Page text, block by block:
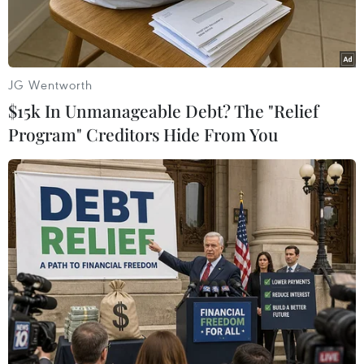
Poster phim "Ngày nảy Ngày nay". (Nguồn: Nhà phát hành)
Năm 2014 là năm đáng nhớ của đạo diễn trẻ
Cường Ngô. Sau bộ phim “Hương Ga” đình đám
do anh đạo diễn, hợp tác cùng người đẹp
Trương Ngọc Ánh, Cường Ngô tiếp tục hợp tác
với Ngô Thanh Vân trong bộ phim mới“Ngày
JG Wentworth
$15k In Unmanageable Debt? The "Relief
Program" Creditors Hide From You